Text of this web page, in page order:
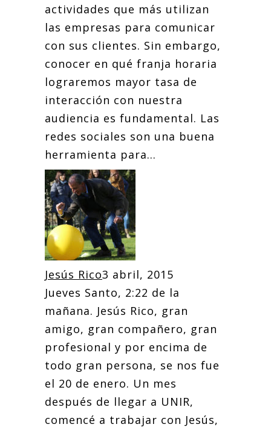
actividades que más utilizan
las empresas para comunicar
con sus clientes. Sin embargo,
conocer en qué franja horaria
lograremos mayor tasa de
interacción con nuestra
audiencia es fundamental. Las
redes sociales son una buena
herramienta para...
Jesús Rico3 abril, 2015
Jueves Santo, 2:22 de la
mañana. Jesús Rico, gran
amigo, gran compañero, gran
profesional y por encima de
todo gran persona, se nos fue
el 20 de enero. Un mes
después de llegar a UNIR,
comencé a trabajar con Jesús,